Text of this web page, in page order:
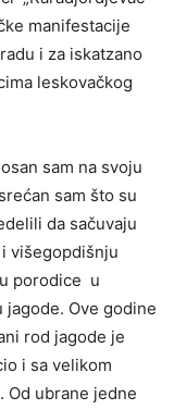
manifestacije
i za iskatzano
leskovačkog
sam na svoju
sam što su
da sačuvaju
višegopdišnju
porodice u
jagode. Ove godine
rod jagode je
i sa velikom
Od ubrane jedne